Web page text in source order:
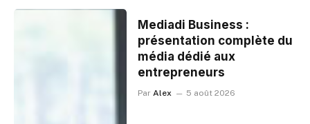
Mediadi Business :
présentation complète du
média dédié aux
entrepreneurs
Par Alex 5 août 2026